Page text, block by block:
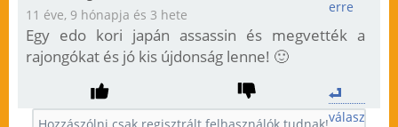
erre
11 éve, 9 hónapja és 3 hete
Egy edo kori japán assassin és megvették a
rajongókat és jó kis újdonság lenne! 🙂
válasz